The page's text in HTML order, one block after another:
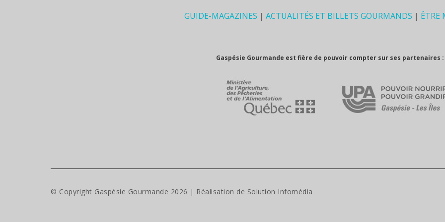
GUIDE-MAGAZINES | ACTUALITÉS ET BILLETS GOURMANDS | ÊTRE
Gaspésie Gourmande est fière de pouvoir compter sur ses partenaires :
© Copyright Gaspésie Gourmande 2026 | Réalisation de Solution Infomédia